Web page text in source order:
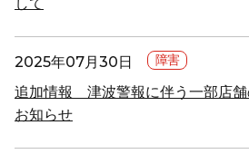
して
2025年07月30日 障害
追加情報 津波警報に伴う一部店
お知らせ